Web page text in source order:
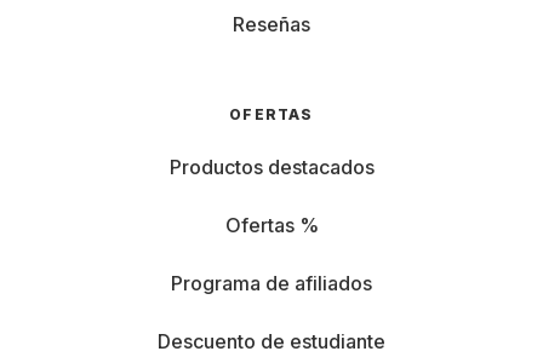
Reseñas
OFERTAS
Productos destacados
Ofertas %
Programa de afiliados
Descuento de estudiante